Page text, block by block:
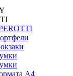
А4